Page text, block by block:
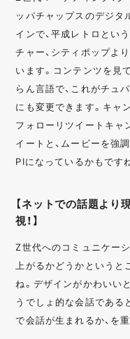
ッパチャップスのデジタ
インで、平成レトロとい
チャー、シティポップよ
います。コンテンツを見
らん言語で、これがチュ
にも変更できます。キ
フォローリツイートキャ
イートと、ムービーを強
PIになっているかもです
【ネットでの話題より
視！】
Z世代へのコミュニケー
上がるかどうかという
ね。デザインがかわいい
うでしょ的な会話である
で会話が生まれるか、を